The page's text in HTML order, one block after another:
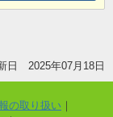
日 2025年07月18日
の取り扱い